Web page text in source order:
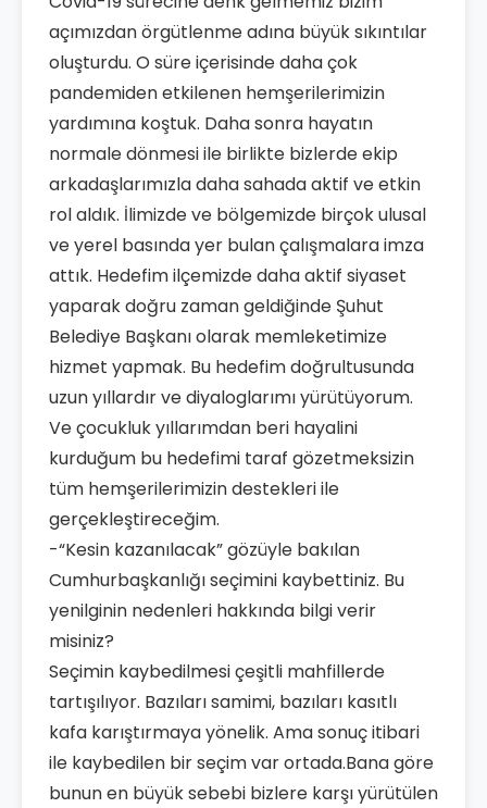
açımızdan örgütlenme adına büyük sıkıntılar
oluşturdu. O süre içerisinde daha çok
pandemiden etkilenen hemşerilerimizin
yardımına koştuk. Daha sonra hayatın
normale dönmesi ile birlikte bizlerde ekip
arkadaşlarımızla daha sahada aktif ve etkin
rol aldık. İlimizde ve bölgemizde birçok ulusal
ve yerel basında yer bulan çalışmalara imza
attık. Hedefim ilçemizde daha aktif siyaset
yaparak doğru zaman geldiğinde Şuhut
Belediye Başkanı olarak memleketimize
hizmet yapmak. Bu hedefim doğrultusunda
uzun yıllardır ve diyaloglarımı yürütüyorum.
Ve çocukluk yıllarımdan beri hayalini
kurduğum bu hedefimi taraf gözetmeksizin
tüm hemşerilerimizin destekleri ile
gerçekleştireceğim.
-“Kesin kazanılacak” gözüyle bakılan
Cumhurbaşkanlığı seçimini kaybettiniz. Bu
yenilginin nedenleri hakkında bilgi verir
misiniz?
Seçimin kaybedilmesi çeşitli mahfillerde
tartışılıyor. Bazıları samimi, bazıları kasıtlı
kafa karıştırmaya yönelik. Ama sonuç itibari
ile kaybedilen bir seçim var ortada.Bana göre
bunun en büyük sebebi bizlere karşı yürütülen